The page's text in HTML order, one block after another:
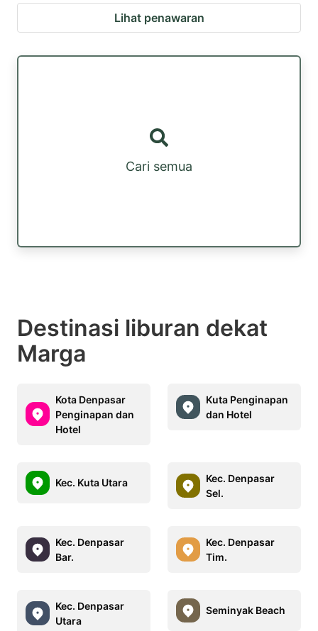
Lihat penawaran
Cari semua
Destinasi liburan dekat
Marga
Kota Denpasar
Penginapan dan
Hotel
Kuta Penginapan
dan Hotel
Kec. Kuta Utara
Kec. Denpasar
Sel.
Kec. Denpasar
Bar.
Kec. Denpasar
Tim.
Kec. Denpasar
Utara
Seminyak Beach